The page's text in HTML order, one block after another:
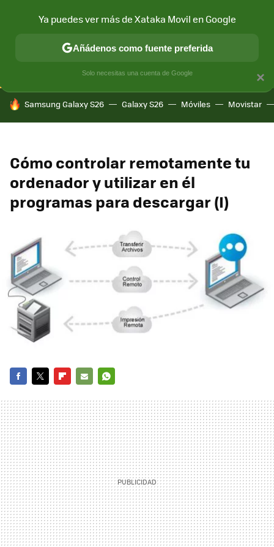
CONECTIVIDAD MÓVIL Y SOCIEDAD APLICACIONES
HOY SE HABLA DE
Samsung Galaxy S26 Galaxy S26 Móviles Movistar
Cómo controlar remotamente tu
ordenador y utilizar en él
programas para descargar (I)
MAIL
×
Ya puedes ver más de Xataka Movil en Google
Añádenos como fuente preferida
Solo necesitas una cuenta de Google